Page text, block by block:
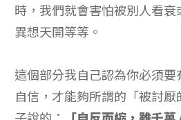
時，我們就會害怕被別人看
異想天開等等。
這個部分我自己認為你必須
自信，才能夠所謂的「被討